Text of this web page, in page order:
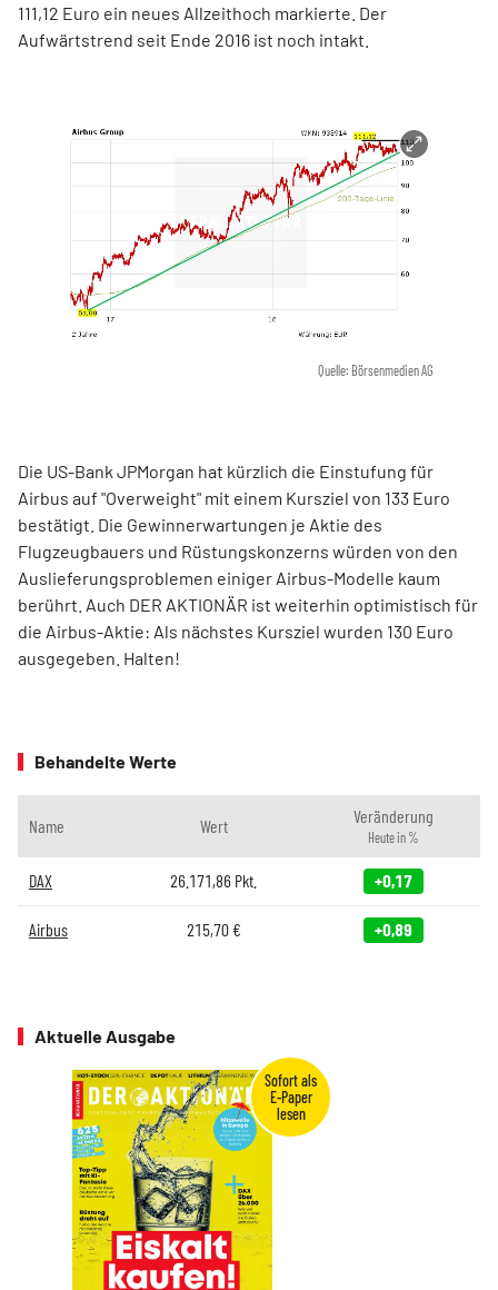
111,12 Euro ein neues Allzeithoch markierte. Der
Aufwärtstrend seit Ende 2016 ist noch intakt.
Quelle: Börsenmedien AG
Die US-Bank JPMorgan hat kürzlich die Einstufung für
Airbus auf "Overweight" mit einem Kursziel von 133 Euro
bestätigt. Die Gewinnerwartungen je Aktie des
Flugzeugbauers und Rüstungskonzerns würden von den
Auslieferungsproblemen einiger Airbus-Modelle kaum
berührt. Auch DER AKTIONÄR ist weiterhin optimistisch für
die Airbus-Aktie: Als nächstes Kursziel wurden 130 Euro
ausgegeben. Halten!
Behandelte Werte
Name Wert Veränderung
Heute in %
DAX 26.171,86 Pkt. +0,17
Airbus 215,70€ +0,89
Aktuelle Ausgabe